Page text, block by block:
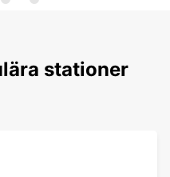
stationer